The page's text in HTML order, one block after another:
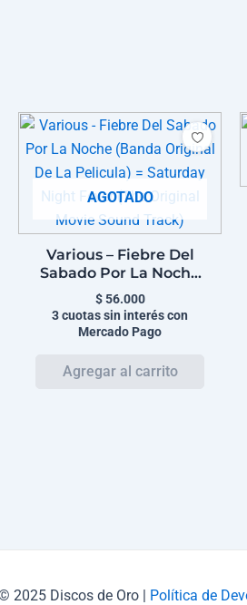
AGOTADO
Various – Fiebre Del
Sabado Por La Noche
(Banda Original De La
Pelicula) = Saturday
Night Fever (The
Track)
$56.000
3 cuotas sin interés con
Mercado Pago
2025 Discos de Oro | Política de